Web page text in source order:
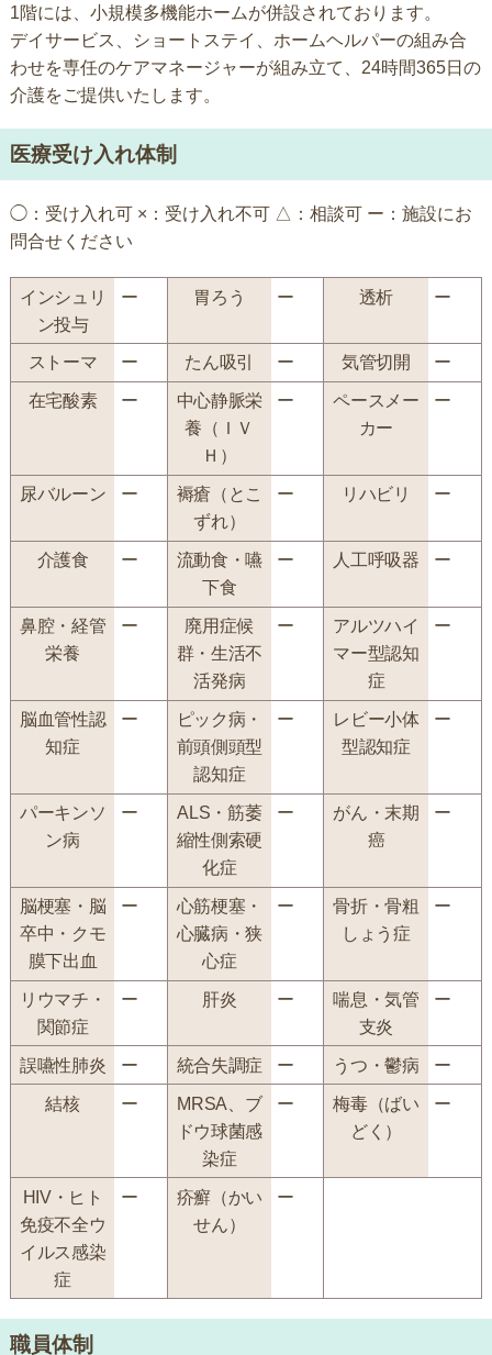
1階には、小規模多機能ホームが併設されております。
デイサービス、ショートステイ、ホームヘルパーの組み合
わせを専任のケアマネージャーが組み立て、24時間365日の
介護をご提供いたします。
医療受け入れ体制
◯：受け入れ可 ×：受け入れ不可 △：相談可 ー：施設にお
問合せください
インシュリ
ン投与
ー 胃ろう ー 透析 ー
ストーマ ー たん吸引 ー 気管切開 ー
在宅酸素 ー
中心静脈栄
養（ＩＶ
Ｈ）
ー
ペースメー
カー
ー
尿バルーン ー
褥瘡（とこ
ずれ）
ー リハビリ ー
介護食 ー
流動食・嚥
下食
ー 人工呼吸器 ー
鼻腔・経管
栄養
ー
廃用症候
群・生活不
活発病
ー
アルツハイ
マー型認知
症
ー
脳血管性認
知症
ー
ピック病・
前頭側頭型
認知症
ー
レビー小体
型認知症
ー
パーキンソ
ン病
ー
ALS・筋萎
縮性側索硬
化症
ー
がん・末期
癌
ー
脳梗塞・脳
卒中・クモ
膜下出血
ー
心筋梗塞・
心臓病・狭
心症
ー
骨折・骨粗
しょう症
ー
リウマチ・
関節症
ー 肝炎 ー
喘息・気管
支炎
ー
誤嚥性肺炎 ー 統合失調症 ー うつ・鬱病 ー
結核 ー
MRSA、ブ
ドウ球菌感
染症
ー
梅毒（ばい
どく）
ー
HIV・ヒト
免疫不全ウ
イルス感染
症
ー
疥癬（かい
せん）
ー
職員体制